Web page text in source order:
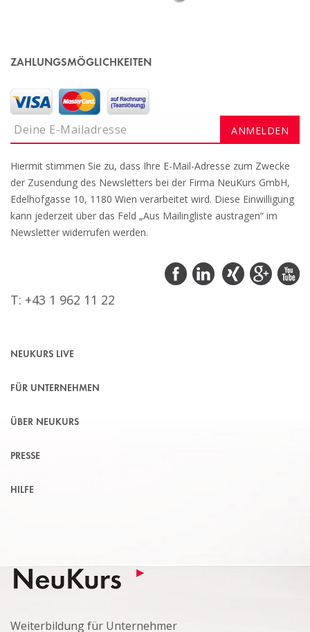
ZAHLUNGSMÖGLICHKEITEN
Hiermit stimmen Sie zu, dass Ihre E-Mail-Adresse zum Zwecke
der Zusendung des Newsletters bei der Firma NeuKurs GmbH,
Edelhofgasse 10, 1180 Wien verarbeitet wird. Diese Einwilligung
kann jederzeit über das Feld „Aus Mailingliste austragen“ im
Newsletter widerrufen werden.
T: +43 1 962 11 22
NEUKURS LIVE
FÜR UNTERNEHMEN
ÜBER NEUKURS
PRESSE
HILFE
Weiterbildung für Unternehmer